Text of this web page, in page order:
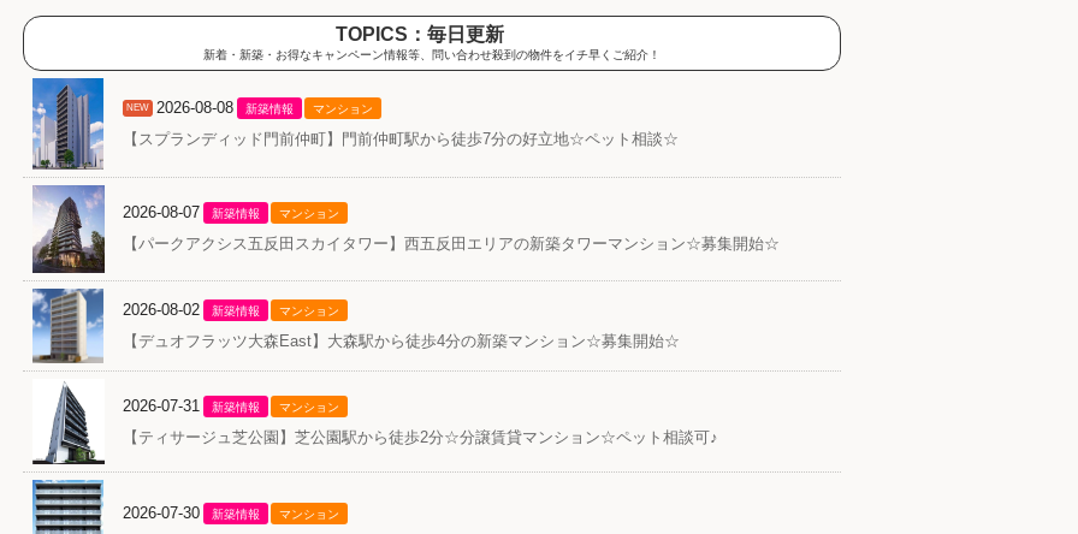
TOPICS：毎日更新
新着・新築・お得なキャンペーン情報等、問い合わせ殺到の物件をイチ早くご紹介！
NEW 2026-08-08 新築情報 マンション
【スプランディッド門前仲町】門前仲町駅から徒歩7分の好立地☆ペット相談☆
2026-08-07 新築情報 マンション
【パークアクシス五反田スカイタワー】西五反田エリアの新築タワーマンション☆募集開始☆
2026-08-02 新築情報 マンション
【デュオフラッツ大森East】大森駅から徒歩4分の新築マンション☆募集開始☆
2026-07-31 新築情報 マンション
【ティサージュ芝公園】芝公園駅から徒歩2分☆分譲賃貸マンション☆ペット相談可♪
2026-07-30 新築情報 マンション